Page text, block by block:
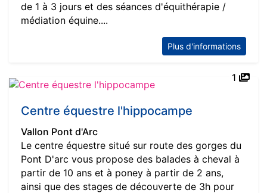
de 1 à 3 jours et des séances d'équithérapie /
médiation équine....
Plus d'informations
1
Centre équestre l'hippocampe
Vallon Pont d'Arc
Le centre équestre situé sur route des gorges du
Pont D'arc vous propose des balades à cheval à
partir de 10 ans et à poney à partir de 2 ans,
ainsi que des stages de découverte de 3h pour